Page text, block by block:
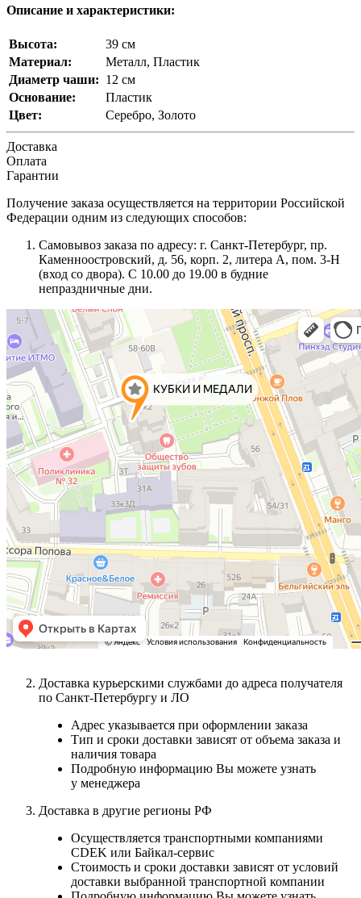
Описание и характеристики:
Высота:
39 см
Материал:
Металл, Пластик
Диаметр чаши: 12 см
Основание:
Пластик
Цвет:
Серебро, Золото
Доставка
Оплата
Гарантии
Получение заказа осуществляется на территории Российской
Федерации одним из следующих способов:
Самовывоз заказа по адресу: г. Санкт-Петербург, пр.
Каменноостровский, д. 56, корп. 2, литера А, пом. 3-Н
(вход со двора). С 10.00 до 19.00 в будние
непраздничные дни.
Доставка курьерскими службами до адреса получателя
по Санкт-Петербургу и ЛО
Адрес указывается при оформлении заказа
Тип и сроки доставки зависят от объема заказа и
наличия товара
Подробную информацию Вы можете узнать
у менеджера
Доставка в другие регионы РФ
Осуществляется транспортными компаниями
CDEK или Байкал-сервис
Стоимость и сроки доставки зависят от условий
доставки выбранной транспортной компании